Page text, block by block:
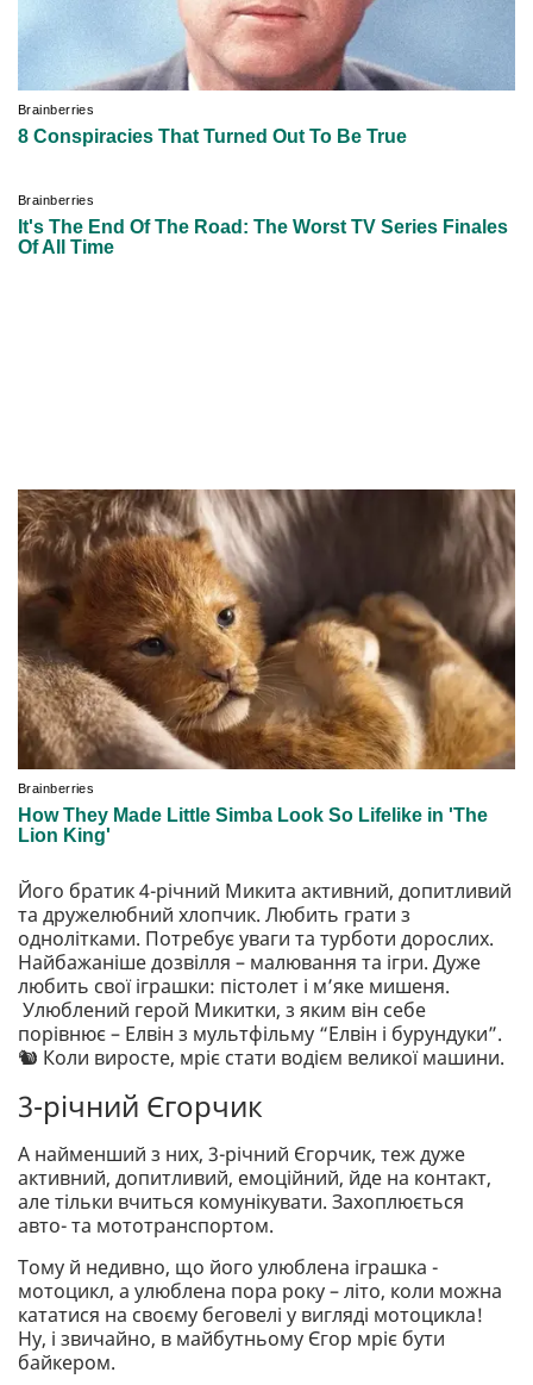
Його братик 4-річний Микита активний, допитливий
та дружелюбний хлопчик. Любить грати з
однолітками. Потребує уваги та турботи дорослих.
Найбажаніше дозвілля – малювання та ігри. Дуже
любить свої іграшки: пістолет і м’яке мишеня.
Улюблений герой Микитки, з яким він себе
порівнює – Елвін з мультфільму “Елвін і бурундуки”.
🐿 Коли виросте, мріє стати водієм великої машини.
3-річний Єгорчик
А найменший з них, 3-річний Єгорчик, теж дуже
активний, допитливий, емоційний, йде на контакт,
але тільки вчиться комунікувати. Захоплюється
авто- та мототранспортом.
Тому й недивно, що його улюблена іграшка -
мотоцикл, а улюблена пора року – літо, коли можна
кататися на своєму беговелі у вигляді мотоцикла!
Ну, і звичайно, в майбутньому Єгор мріє бути
байкером.